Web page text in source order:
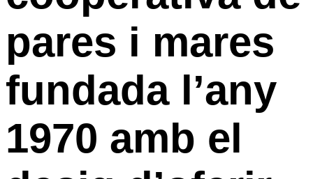
pares i mares
fundada l’any
1970 amb el